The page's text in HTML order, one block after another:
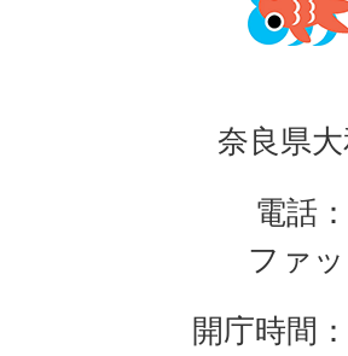
奈良県
電話
ファ
開庁時間